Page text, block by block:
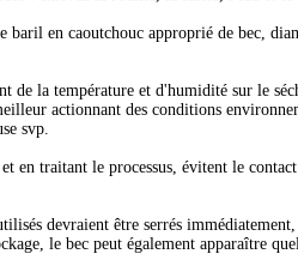
baril en caoutchouc approprié de bec,
de la température et d'humidité sur le
actionnant des conditions
svp.
en traitant le processus, évitent le
devraient être serrés
le bec peut également apparaître